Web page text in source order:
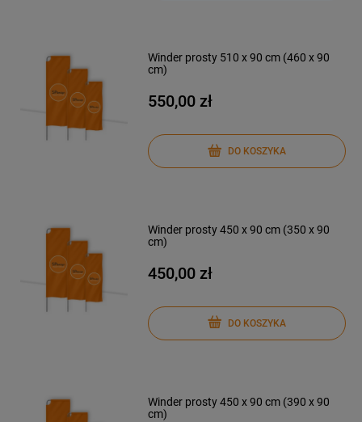
Winder prosty 510 x 90 cm (460 x 90
cm)
550,00 zł
DO KOSZYKA
Winder prosty 450 x 90 cm (350 x 90
cm)
450,00 zł
DO KOSZYKA
Winder prosty 450 x 90 cm (390 x 90
cm)